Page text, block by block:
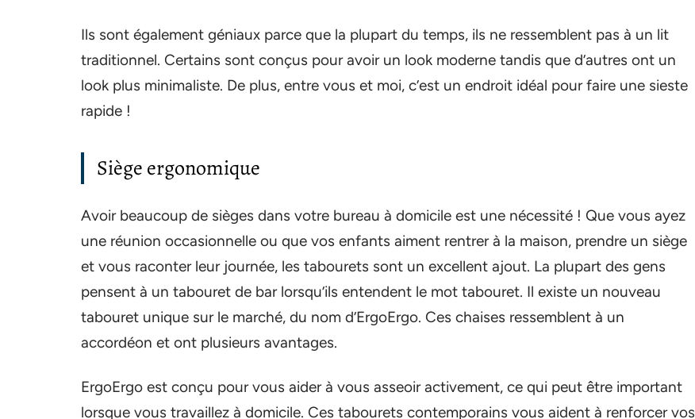
Ils sont également géniaux parce que la plupart du temps, ils ne ressemblent pas à un lit
traditionnel. Certains sont conçus pour avoir un look moderne tandis que d’autres ont un
look plus minimaliste. De plus, entre vous et moi, c’est un endroit idéal pour faire une sieste
rapide !
Siège ergonomique
Avoir beaucoup de sièges dans votre bureau à domicile est une nécessité ! Que vous ayez
une réunion occasionnelle ou que vos enfants aiment rentrer à la maison, prendre un siège
et vous raconter leur journée, les tabourets sont un excellent ajout. La plupart des gens
pensent à un tabouret de bar lorsqu’ils entendent le mot tabouret. Il existe un nouveau
tabouret unique sur le marché, du nom d’ErgoErgo. Ces chaises ressemblent à un
accordéon et ont plusieurs avantages.
ErgoErgo est conçu pour vous aider à vous asseoir activement, ce qui peut être important
lorsque vous travaillez à domicile. Ces tabourets contemporains vous aident à renforcer vos